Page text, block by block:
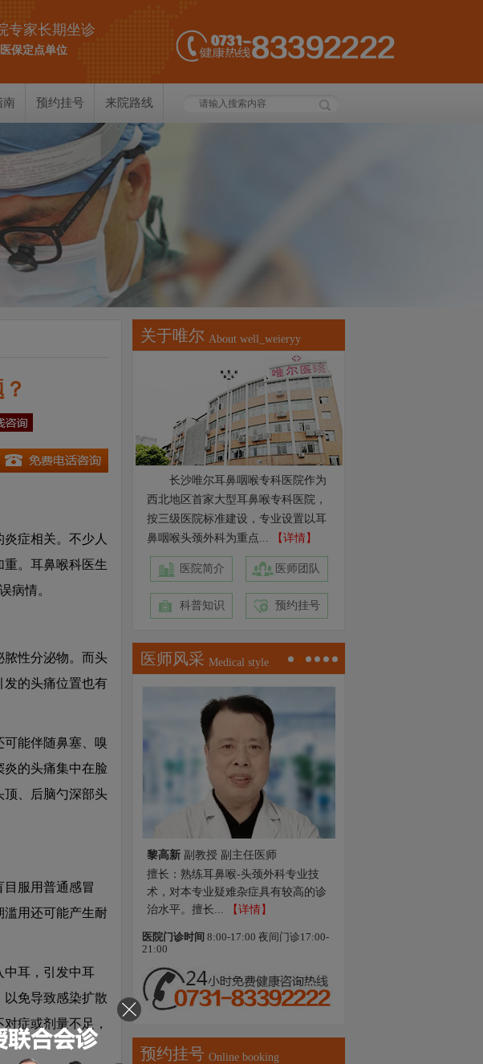
专家长期坐诊
保定点单位
南 预约挂号 来院路线
症相关。不少人
。耳鼻喉科医生
病情。
性分泌物。而头
发的头痛位置也有
能伴随鼻塞、嗅
的头痛集中在脸
顶、后脑勺深部头
服用普通感冒
滥用还可能产生耐
耳，引发中耳
免导致感染扩散
症或剂量不足，
关于唯尔 About well_weieryy
长沙唯尔耳鼻咽喉专科医院作为
西北地区首家大型耳鼻喉专科医院，
按三级医院标准建设，专业设置以耳
鼻咽喉头颈外科为重点...
【详情】
医院简介 医师团队
科普知识 预约挂号
医师风采 Medical style
王永前 主治医师
擅长：对各类耳鼻喉科多发病及其他
疑难杂症的诊断治疗等皆有很深造
诣，通过应用...
【详情】
医院门诊时间 8:00-17:00 夜间门诊17:00-
21:00
预约挂号 Online booking